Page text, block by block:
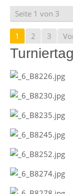
Seite 1 von 3
1 2 3